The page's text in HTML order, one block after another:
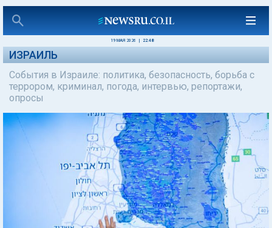
19 МАЯ 2026 22:48
ИЗРАИЛЬ
События в Израиле: политика, безопасность, борьба с
террором, криминал, погода, интервью, репортажи,
опросы